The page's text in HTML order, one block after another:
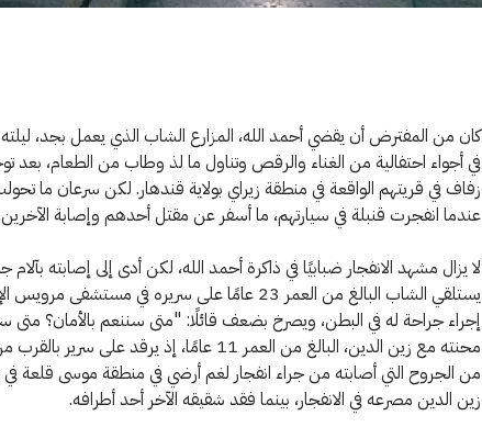
كان من المفترض أن يقضي أحمد الله، المزارع الشاب الذي يعمل بجد، ليلته
في أجواء احتفالية من الغناء والرقص وتناول ما لذ وطاب من الطعام، بعد
زفاف في قريتهم الواقعة في منطقة زيراي بولاية قندهار. لكن سرعان ما
عندما انفجرت قنبلة في سيارتهم، ما أسفر عن مقتل أحدهم وإصابة
لا يزال مشهد الانفجار ضبابيًا في ذاكرة أحمد الله، لكن أدى إلى إصابته
يستلقي الشاب البالغ من العمر 23 عامًا على سريره في
إجراء جراحة له في البطن، ويصرخ بضعف قائلًا: "متى سننعم بالأمان؟ متى
محنته مع زين الدين، البالغ من العمر 11 عامًا، إذ يرقد
من الجروح التي أصابته من جراء انفجار لغم أرضي في منطقة موسى قلعة
زين الدين مصرعه في الانفجار، بينما فقد شقيقه الآخر أحد أطرافه.